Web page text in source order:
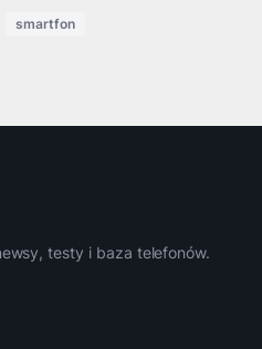
smartfon
testy i baza telefonów.